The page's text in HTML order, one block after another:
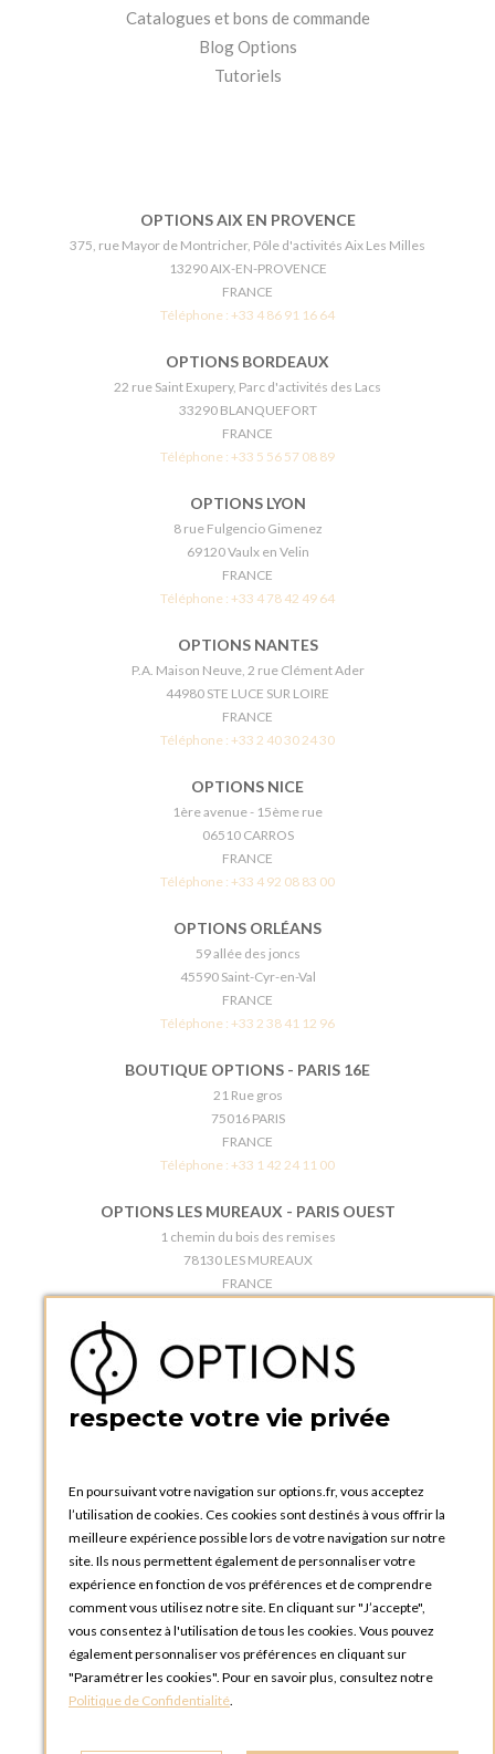
Catalogues et bons de commande
Blog Options
Tutoriels
OPTIONS AIX EN PROVENCE
375, rue Mayor de Montricher, Pôle d'activités Aix Les Milles
13290 AIX-EN-PROVENCE
FRANCE
Téléphone : +33 4 86 91 16 64
OPTIONS BORDEAUX
22 rue Saint Exupery, Parc d'activités des Lacs
33290 BLANQUEFORT
FRANCE
Téléphone : +33 5 56 57 08 89
OPTIONS LYON
8 rue Fulgencio Gimenez
69120 Vaulx en Velin
FRANCE
Téléphone : +33 4 78 42 49 64
OPTIONS NANTES
P.A. Maison Neuve, 2 rue Clément Ader
44980 STE LUCE SUR LOIRE
FRANCE
Téléphone : +33 2 40 30 24 30
OPTIONS NICE
1ère avenue - 15ème rue
06510 CARROS
FRANCE
Téléphone : +33 4 92 08 83 00
OPTIONS ORLÉANS
59 allée des joncs
45590 Saint-Cyr-en-Val
FRANCE
Téléphone : +33 2 38 41 12 96
BOUTIQUE OPTIONS - PARIS 16E
21 Rue gros
75016 PARIS
FRANCE
Téléphone : +33 1 42 24 11 00
OPTIONS LES MUREAUX - PARIS OUEST
1 chemin du bois des remises
78130 LES MUREAUX
FRANCE
BOUTIQUE OPTIONS - PARIS 5E
5 quai de la tournelle
FRANCE
OPTIONS ROUEN
Rue du Clos Tellier
76800 Saint-Etienne-du-Rouvray
FRANCE
Téléphone :+33 2 35 08 38 53
OPTIONS TOULOUSE
6 rue Gaye Marie, ZAC de Saint-Martin du Touch
31300 Toulouse
FRANCE
respecte votre vie privée
En poursuivant votre navigation sur options.fr, vous acceptez
l’utilisation de cookies. Ces cookies sont destinés à vous offrir la
meilleure expérience possible lors de votre navigation sur notre
site. Ils nous permettent également de personnaliser votre
expérience en fonction de vos préférences et de comprendre
comment vous utilisez notre site. En cliquant sur "J’accepte",
vous consentez à l'utilisation de tous les cookies. Vous pouvez
également personnaliser vos préférences en cliquant sur
"Paramétrer les cookies". Pour en savoir plus, consultez notre
Politique de Confidentialité.